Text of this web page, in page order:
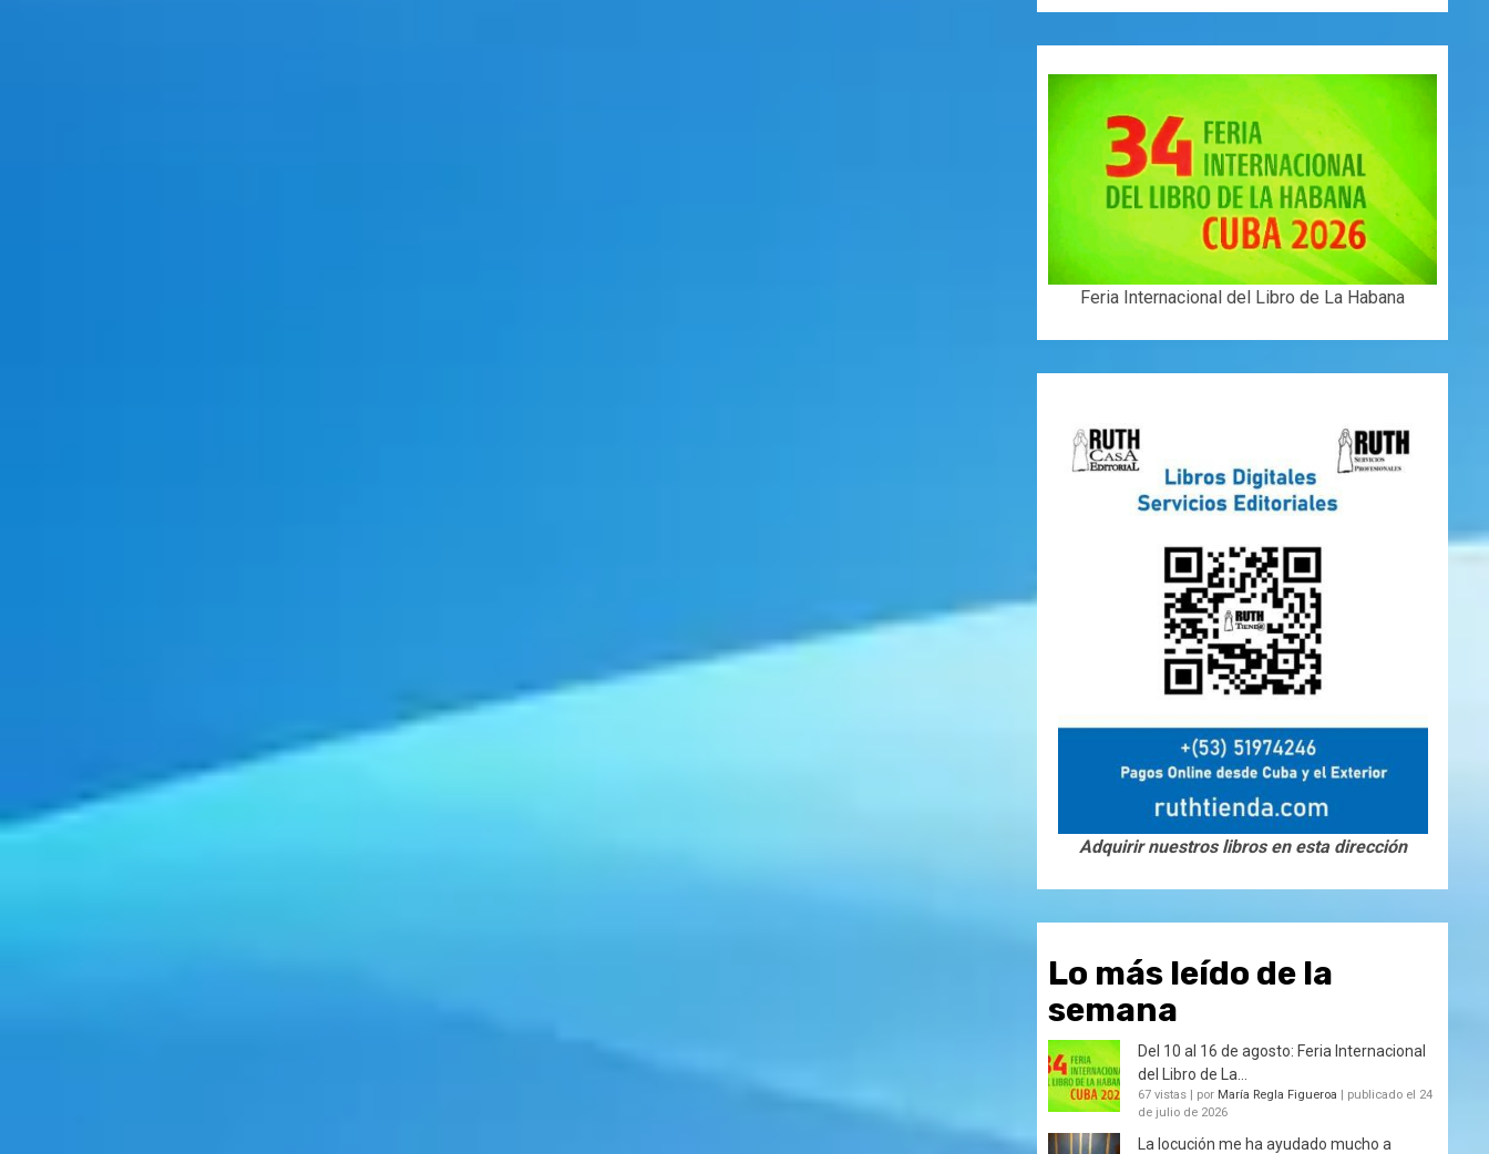
Feria Internacional del Libro de La Habana
Adquirir nuestros libros en esta dirección
Lo más leído de la
semana
Del 10 al 16 de agosto: Feria Internacional
del Libro de La...
67 vistas | por María Regla Figueroa | publicado el 24
de julio de 2026
La locución me ha ayudado mucho a